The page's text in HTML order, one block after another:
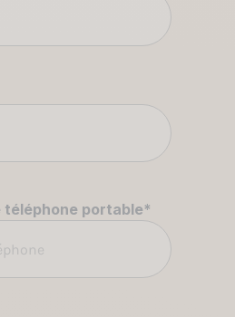
téléphone portable*